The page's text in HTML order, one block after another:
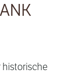
historische